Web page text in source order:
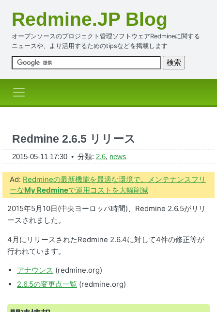
Redmine.JP Blog
オープンソースのプロジェクト管理ソフトウェアRedmineに関する
ニュースや、より活用するためのtipsなどを掲載します
Redmine 2.6.5 リリース
2015-05-11 17:30 • 分類: 2.6, news
Ad: Redmineの最新機能を最適な環境で。メンテナンスフリ
ーなMy Redmineで運用コストを大幅削減
2015年5月10日(中央ヨーロッパ時間)、Redmine 2.6.5がリリ
ースされました。
4月にリリースされたRedmine 2.6.4に対して4件の修正等が
行われています。
アナウンス (redmine.org)
2.6.5の変更点一覧 (redmine.org)